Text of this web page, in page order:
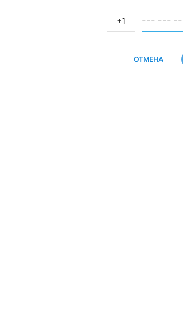
−−− −−−
ОТМЕНА